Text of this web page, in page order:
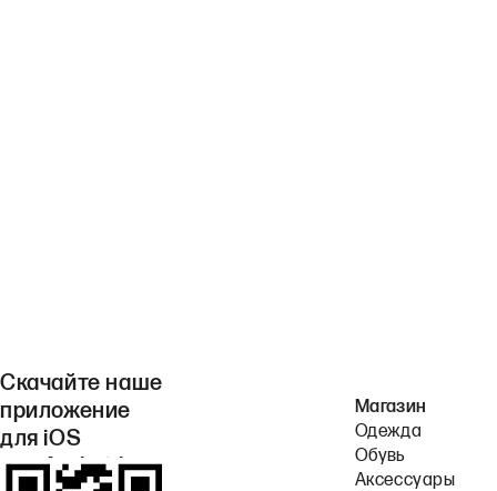
Скачайте наше
приложение
для iOS
или Android.
Магазин
Одежда
Обувь
Аксессуары